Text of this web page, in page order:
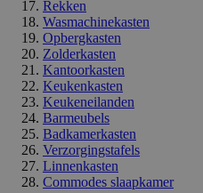
Rekken
Wasmachinekasten
Opbergkasten
Zolderkasten
Kantoorkasten
Keukenkasten
Keukeneilanden
Barmeubels
Badkamerkasten
Verzorgingstafels
Linnenkasten
Commodes slaapkamer